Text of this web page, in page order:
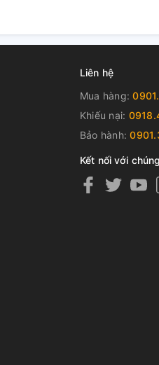
Liên hệ
Mua hàng:
Khiếu nại:
Bảo hành:
Kết nối với